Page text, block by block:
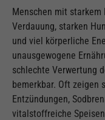
Menschen mit
Verdauung, starken
und viel körperliche
unausgewogene
schlechte Verwertung
bemerkbar. Oft zeigen
Entzündungen,
vitalstoffreiche